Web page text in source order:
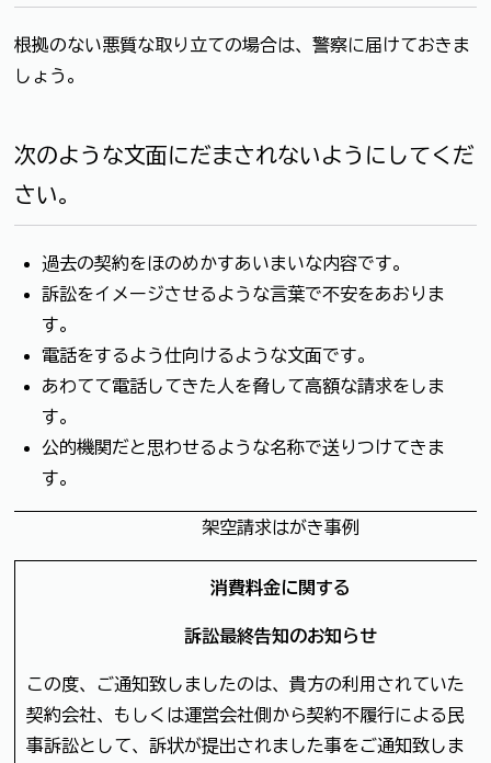
根拠のない悪質な取り立ての場合は、警察に届けておきま
しょう。
次のような文面にだまされないようにしてくだ
さい。
過去の契約をほのめかすあいまいな内容です。
訴訟をイメージさせるような言葉で不安をあおりま
す。
電話をするよう仕向けるような文面です。
あわてて電話してきた人を脅して高額な請求をしま
す。
公的機関だと思わせるような名称で送りつけてきま
す。
架空請求はがき事例
消費料金に関する
訴訟最終告知のお知らせ
この度、ご通知致しましたのは、貴方の利用されていた
契約会社、もしくは運営会社側から契約不履行による民
事訴訟として、訴状が提出されました事をご通知致しま